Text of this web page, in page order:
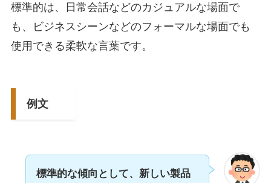
標準的は、日常会話などのカジュアルな場面で
も、ビジネスシーンなどのフォーマルな場面でも
使用できる柔軟な言葉です。
例文
標準的な傾向として、新しい製品